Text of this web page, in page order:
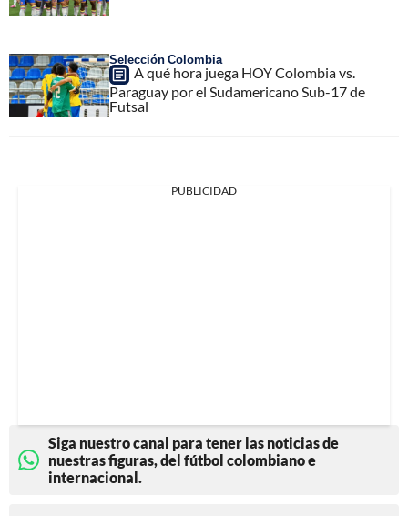
Selección Colombia
A qué hora juega HOY Colombia vs.
Paraguay por el Sudamericano Sub-17 de
Futsal
PUBLICIDAD
Siga nuestro canal para tener las noticias de
nuestras figuras, del fútbol colombiano e
internacional.